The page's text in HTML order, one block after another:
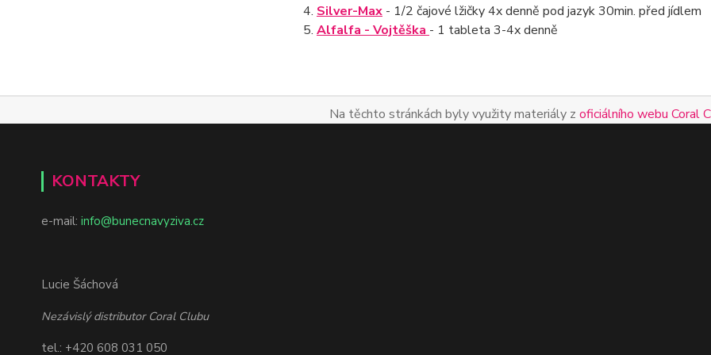
4. Silver-Max- 1/2 čajové lžičky 4x denně pod jazyk 30min. před jídlem
5. Alfalfa - Vojtěška - 1 tableta 3-4x denně
Na těchto stránkách byly využity materiály z oficiálního webu Coral
KONTAKTY
e-mail: info@bunecnavyziva.cz
Lucie Šáchová
Nezávislý distributor Coral Clubu
tel.: +420 608 031 050